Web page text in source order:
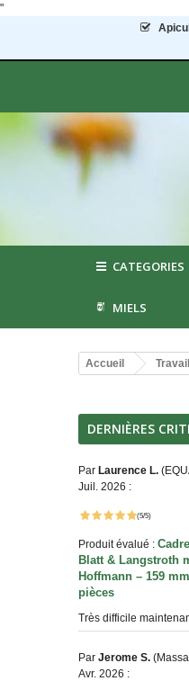
"
CATEGORIES
MIELS
Accueil
DERNIÈRES
Par Laurence L.
Juil. 2026 :
(5/5)
Produit évalué :
Blatt & Langstroth
Hoffmann – 159
pièces
Très difficile
Par Jerome S.
Avr. 2026 :